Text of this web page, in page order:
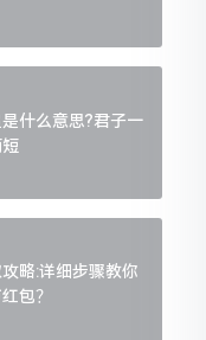
什么意思?君子一
略:详细步骤教你
包？